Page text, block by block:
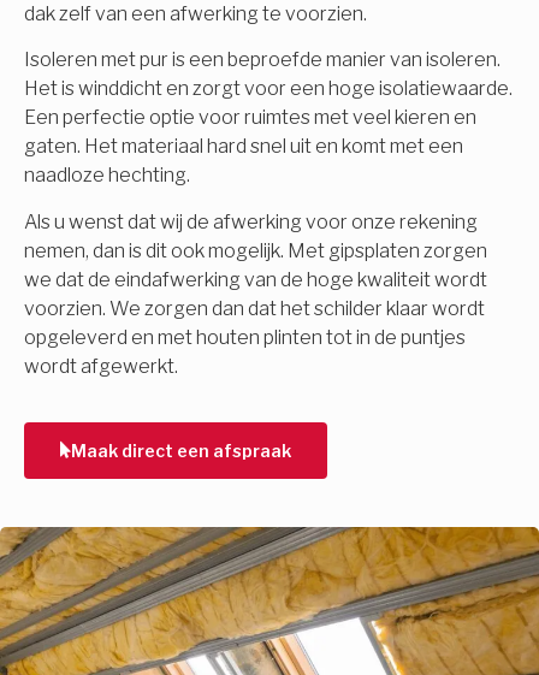
dak zelf van een afwerking te voorzien.
Isoleren met pur is een beproefde manier van isoleren.
Het is winddicht en zorgt voor een hoge isolatiewaarde.
Een perfectie optie voor ruimtes met veel kieren en
gaten. Het materiaal hard snel uit en komt met een
naadloze hechting.
Als u wenst dat wij de afwerking voor onze rekening
nemen, dan is dit ook mogelijk. Met gipsplaten zorgen
we dat de eindafwerking van de hoge kwaliteit wordt
voorzien. We zorgen dan dat het schilder klaar wordt
opgeleverd en met houten plinten tot in de puntjes
wordt afgewerkt.
Maak direct een afspraak